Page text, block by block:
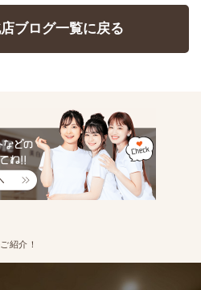
ブログ一覧に戻る
紹介！